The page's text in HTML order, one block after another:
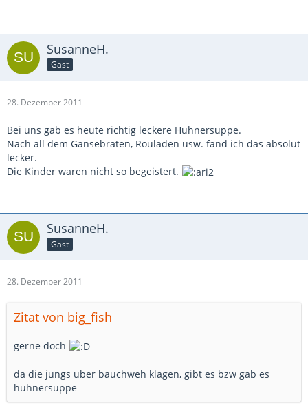
SusanneH.
Gast
28. Dezember 2011
Bei uns gab es heute richtig leckere Hühnersuppe.
Nach all dem Gänsebraten, Rouladen usw. fand ich das absolut
lecker.
Die Kinder waren nicht so begeistert.
SusanneH.
Gast
28. Dezember 2011
Zitat von big_fish
gerne doch
da die jungs über bauchweh klagen, gibt es bzw gab es
hühnersuppe